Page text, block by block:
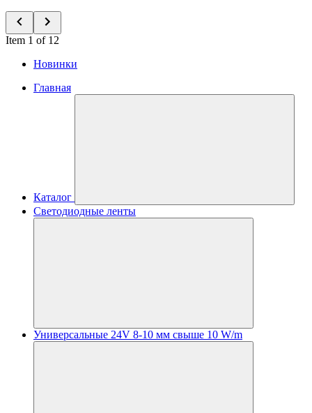
Item 1 of 12
Новинки
Главная
Каталог
Светодиодные ленты
Универсальные 24V 8-10 мм свыше 10 W/m